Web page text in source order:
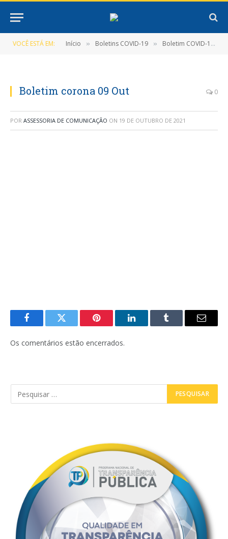
VOCÊ ESTÁ EM: Início » Boletins COVID-19 » Boletim COVID-19 (09/10/2021)
Boletim corona 09 Out 0
POR ASSESSORIA DE COMUNICAÇÃO ON 19 DE OUTUBRO DE 2021
FacebookTwitter Pinterest LinkedInTumblr
E-
Os comentários estão encerrados.